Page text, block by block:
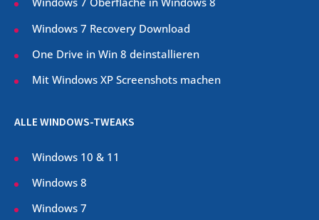
Windows 7 Recovery Download
One Drive in Win 8 deinstallieren
Mit Windows XP Screenshots machen
ALLE WINDOWS-TWEAKS
Windows 10 & 11
Windows 8
Windows 7